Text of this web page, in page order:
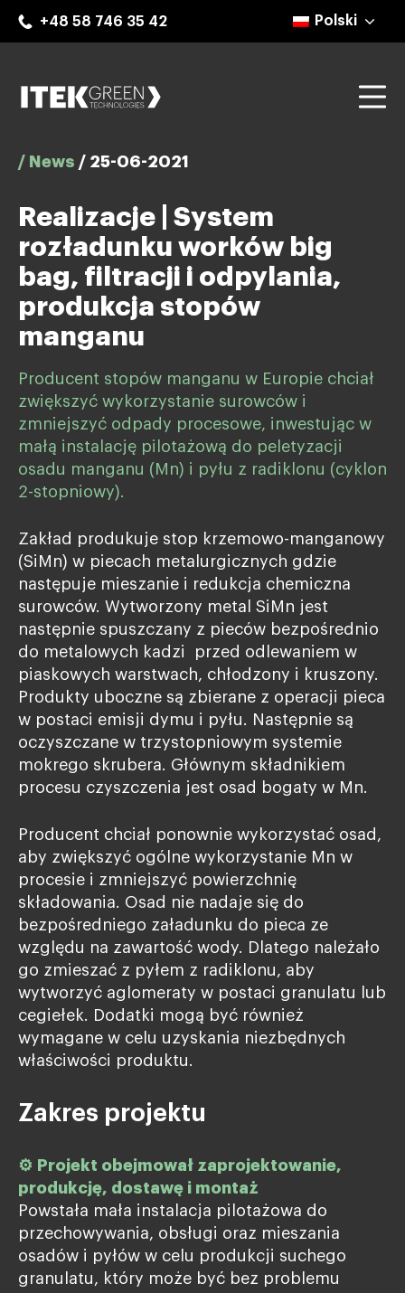
+48 58 746 35 42 Polski
/ News / 25-06-2021
Realizacje | System
rozładunku worków big
bag, filtracji i odpylania,
produkcja stopów
manganu
Producent stopów manganu w Europie chciał
zwiększyć wykorzystanie surowców i
zmniejszyć odpady procesowe, inwestując w
małą instalację pilotażową do peletyzacji
osadu manganu (Mn) i pyłu z radiklonu (cyklon
2-stopniowy).
Zakład produkuje stop krzemowo-manganowy
(SiMn) w piecach metalurgicznych gdzie
następuje mieszanie i redukcja chemiczna
surowców. Wytworzony metal SiMn jest
następnie spuszczany z pieców bezpośrednio
do metalowych kadzi przed odlewaniem w
piaskowych warstwach, chłodzony i kruszony.
Produkty uboczne są zbierane z operacji pieca
w postaci emisji dymu i pyłu. Następnie są
oczyszczane w trzystopniowym systemie
mokrego skrubera. Głównym składnikiem
procesu czyszczenia jest osad bogaty w Mn.
Producent chciał ponownie wykorzystać osad,
aby zwiększyć ogólne wykorzystanie Mn w
procesie i zmniejszyć powierzchnię
składowania. Osad nie nadaje się do
bezpośredniego załadunku do pieca ze
względu na zawartość wody. Dlatego należało
go zmieszać z pyłem z radiklonu, aby
wytworzyć aglomeraty w postaci granulatu lub
cegiełek. Dodatki mogą być również
wymagane w celu uzyskania niezbędnych
właściwości produktu.
Zakres projektu
⚙ Projekt obejmował zaprojektowanie,
produkcję, dostawę i montaż
Powstała mała instalacja pilotażowa do
przechowywania, obsługi oraz mieszania
osadów i pyłów w celu produkcji suchego
granulatu, który może być bez problemu